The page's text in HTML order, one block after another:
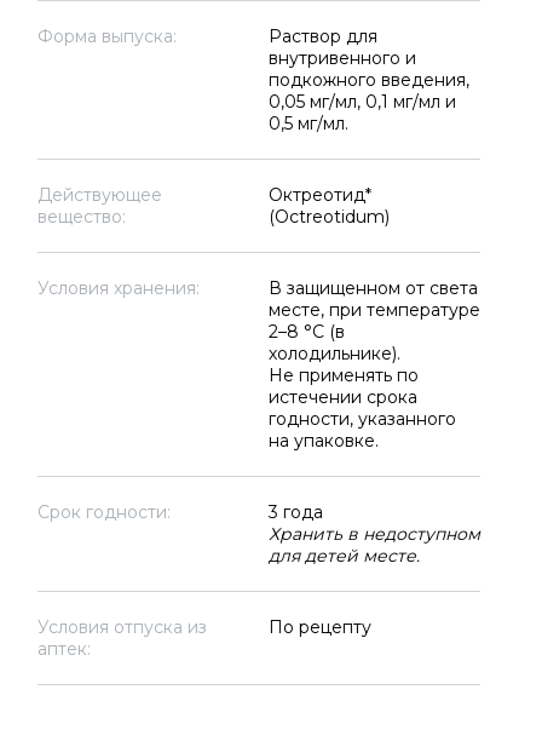
Форма выпуска:
Раствор для
внутривенного и
подкожного введения,
0,05 мг/мл, 0,1 мг/мл и
0,5 мг/мл.
Действующее
вещество:
Октреотид*
(Octreotidum)
Условия хранения:
В защищенном от света
месте, при температуре
2–8 °C (в
холодильнике).
Не применять по
истечении срока
годности, указанного
на упаковке.
Срок годности:
3 года
Хранить в недоступном
для детей месте.
Условия отпуска из
аптек:
По рецепту